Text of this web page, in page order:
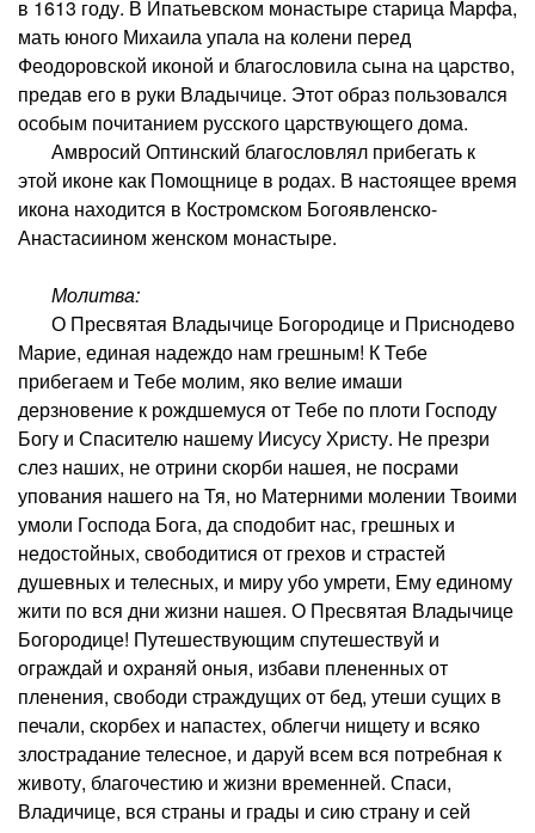
в 1613 году. В Ипатьевском монастыре старица Марфа,
мать юного Михаила упала на колени перед
Феодоровской иконой и благословила сына на царство,
предав его в руки Владычице. Этот образ пользовался
особым почитанием русского царствующего дома.
Амвросий Оптинский благословлял прибегать к
этой иконе как Помощнице в родах. В настоящее время
икона находится в Костромском Богоявленско-
Анастасиином женском монастыре.
Молитва:
О Пресвятая Владычице Богородице и Приснодево
Марие, единая надеждо нам грешным! К Тебе
прибегаем и Тебе молим, яко велие имаши
дерзновение к рождшемуся от Тебе по плоти Господу
Богу и Спасителю нашему Иисусу Христу. Не презри
слез наших, не отрини скорби нашея, не посрами
упования нашего на Тя, но Матерними молении Твоими
умоли Господа Бога, да сподобит нас, грешных и
недостойных, свободитися от грехов и страстей
душевных и телесных, и миру убо умрети, Ему единому
жити по вся дни жизни нашея. О Пресвятая Владычице
Богородице! Путешествующим спутешествуй и
ограждай и охраняй оныя, избави плененных от
пленения, свободи страждущих от бед, утеши сущих в
печали, скорбех и напастех, облегчи нищету и всяко
злострадание телесное, и даруй всем вся потребная к
животу, благочестию и жизни временней. Спаси,
Владичице, вся страны и грады и сию страну и сей